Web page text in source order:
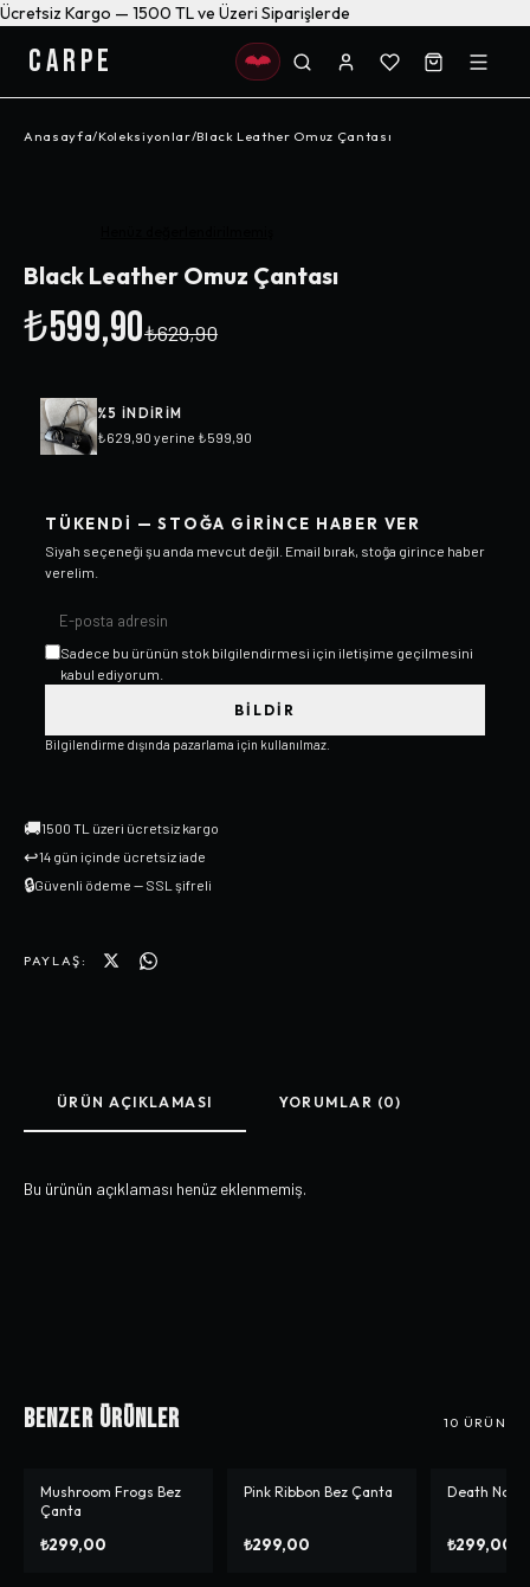
Ücretsiz Kargo — 1500 TL ve Üzeri Siparişlerde
CARPE
Anasayfa/Koleksiyonlar/Black Leather Omuz Çantası
Black Leather Omuz Çantası
₺599,90₺629,90
%5 INDIRIM
₺629,90 yerine ₺599,90
TÜKENDI — STOĞA GIRINCE HABER VER
Siyah seçeneği şu anda mevcut değil. Email bırak, stoğa girince haber
verelim.
Sadece bu ürünün stok bilgilendirmesi için iletişime geçilmesini
kabul ediyorum.
BILDIR
Bilgilendirme dışında pazarlama için kullanılmaz.
🚚1500 TL üzeri ücretsiz kargo
↩14 gün içinde ücretsiz iade
🔒Güvenli ödeme — SSL şifreli
PAYLAŞ:
ÜRÜN AÇIKLAMASI YORUMLAR (0)
Bu ürünün açıklaması henüz eklenmemiş.
Benzer Ürünler 10 ÜRÜN
Mushroom Frogs Bez
Çanta
₺299,00
Pink Ribbon Bez Çanta
₺299,00
Death Note
₺299,00